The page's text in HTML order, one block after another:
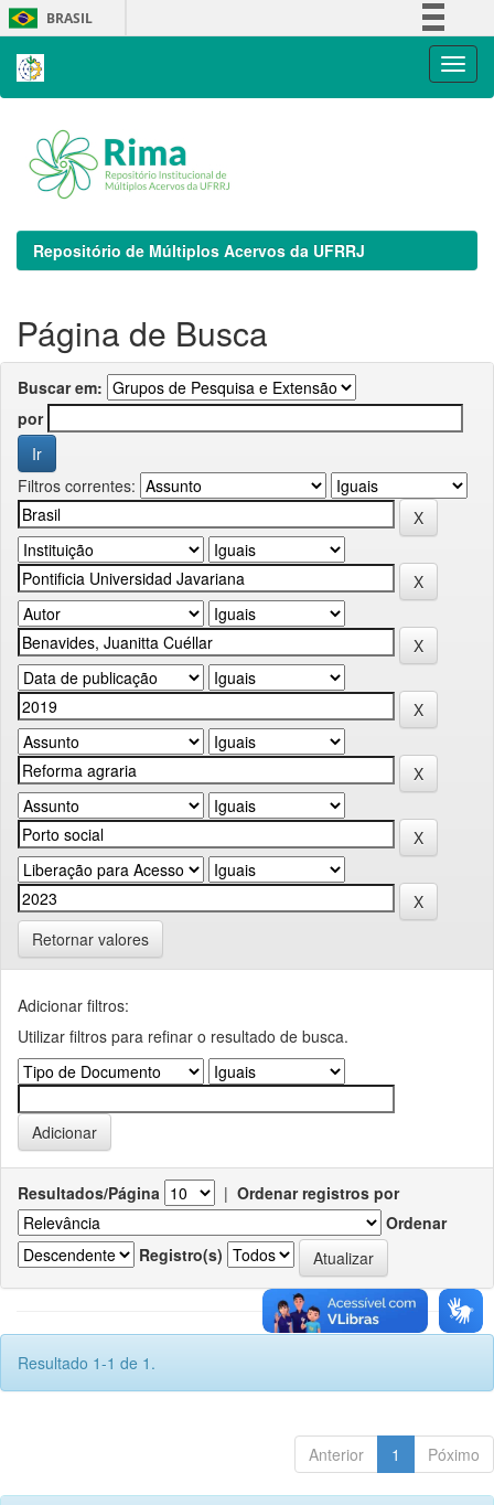
Skip
navigation
BRASIL
Repositório de Múltiplos Acervos da UFRRJ
Página de Busca
Buscar em:
por
Filtros correntes:
Retornar valores
Adicionar filtros:
Utilizar filtros para refinar o resultado de busca.
Resultados/Página | Ordenar registros por
Ordenar
Registro(s)
Resultado 1-1 de 1.
Anterior 1 Póximo